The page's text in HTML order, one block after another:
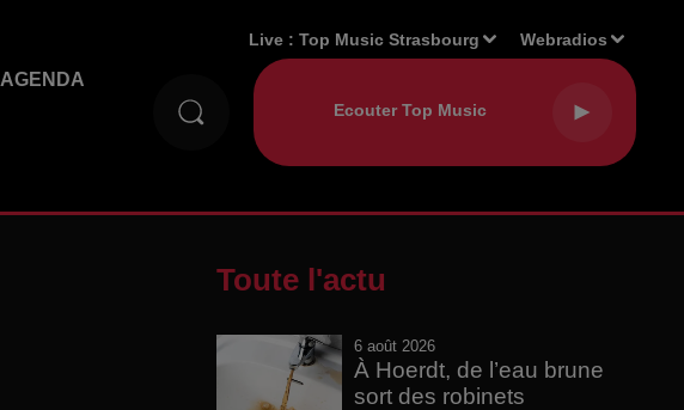
AGENDA
Live :Top Music Strasbourg Webradios
Toute l'actu
6 août 2026
À Hoerdt, de l’eau brune
sort des robinets